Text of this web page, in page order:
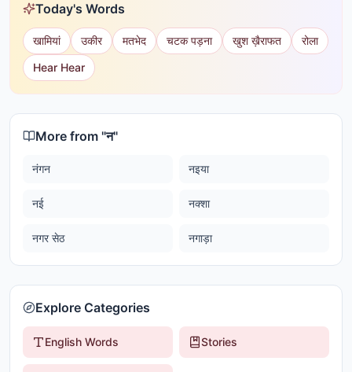
Today's Words
खामियां उकीर मतभेद चटक पड़ना खुश ख़ैराफत
रोला
Hear Hear
More from "न"
नंगन नइया
नई नक्शा
नगर सेठ नगाड़ा
Explore Categories
English Words Stories